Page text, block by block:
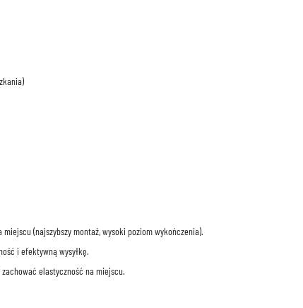
(najszybszy montaż, wysoki poziom wykończenia).
i efektywną wysyłkę.
elastyczność na miejscu.